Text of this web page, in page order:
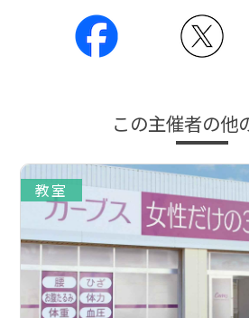
この主催者の他
教室